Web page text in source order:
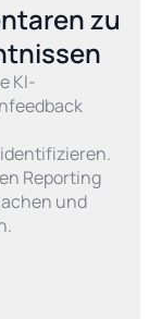
zu
KI-
Reporting
und